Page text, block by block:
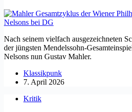
Nach seinem vielfach ausgezeichneten
der jüngsten Mendelssohn-
Nelsons nun Gustav Mahler.
Klassikpunk
7. April 2026
Kritik